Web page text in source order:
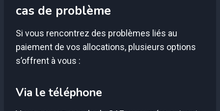
cas de problème
Si vous rencontrez des problèmes liés au
paiement de vos allocations, plusieurs options
s’offrent à vous :
Via le téléphone